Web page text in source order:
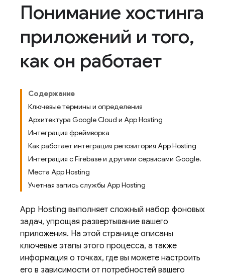
Понимание хостинга
приложений и того,
как он работает
Содержание
Ключевые термины и определения
Архитектура Google Cloud и App Hosting
Интеграция фреймворка
Как работает интеграция репозитория App Hosting
Интеграция с Firebase и другими сервисами Google.
Места App Hosting
Учетная запись службы App Hosting
App Hosting выполняет сложный набор фоновых
задач, упрощая развертывание вашего
приложения. На этой странице описаны
ключевые этапы этого процесса, а также
информация о точках, где вы можете настроить
его в зависимости от потребностей вашего